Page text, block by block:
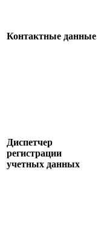
Контактные данные
Диспетчер
регистрации
учетных данных